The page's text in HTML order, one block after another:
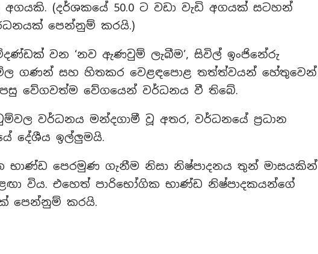
(දර්ශකයේ 50.0 ට වඩා වැඩි අගයක් සටහන්
පෙන්නුම් කරයි.)
වන ‘නව ඇණවුම් ලැබීම’, සිවිල් ඉංජිනේරු
මිල ගණන් සහ හිතකර වෙළඳපොළ තත්ත්වයන් හේතුවෙන්
පසු වේගවත්ම වේගයෙන් වර්ධනය වී තිබේ.
වර්ධනය මන්දගාමී වූ අතර, වර්ධනයේ ප්‍රධාන
දේශීය ඉල්ලුමයි.
භාණ්ඩ පෙරමුණ ගැනීම නිසා නිෂ්පාදනය තුන් මාසයකින්
විය. එහෙත් පාරිභෝගික භාණ්ඩ නිෂ්පාදකයන්ගේ
පෙන්නුම් කරයි.